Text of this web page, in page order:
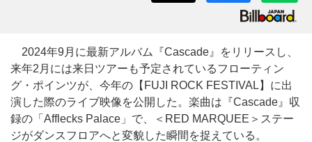
2024年9月に最新アルバム『Cascade』をリリースし、
来年2月には来日ツアーも予定されているフローティン
グ・ポインツが、今年の【FUJI ROCK FESTIVAL】に出
演した際のライブ映像を公開した。楽曲は『Cascade』収
録の「Afflecks Palace」で、＜RED MARQUEE＞ステー
ジがダンスフロアへと変貌した瞬間を捉えている。